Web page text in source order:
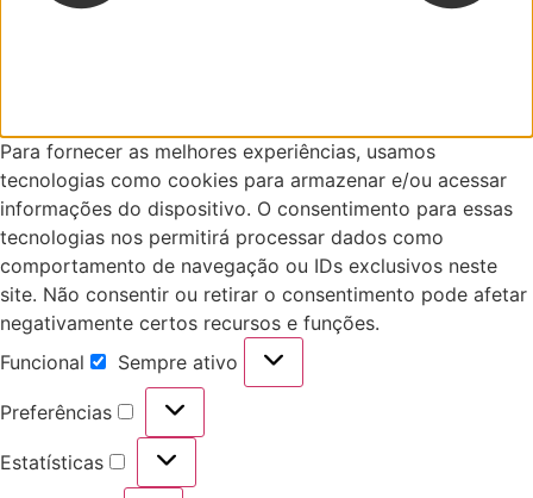
Para fornecer as melhores experiências, usamos
tecnologias como cookies para armazenar e/ou acessar
informações do dispositivo. O consentimento para essas
tecnologias nos permitirá processar dados como
comportamento de navegação ou IDs exclusivos neste
site. Não consentir ou retirar o consentimento pode afetar
negativamente certos recursos e funções.
Funcional
Funcional
Sempre ativo
Preferências
Preferências
Estatísticas
Estatísticas